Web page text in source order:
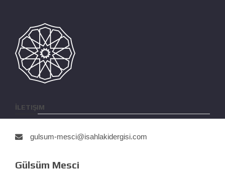
İLETIŞIM
gulsum-mesci@isahlakidergisi.com
Gülsüm Mesci